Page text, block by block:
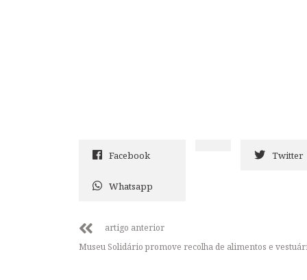
Facebook Twitter
Whatsapp
artigo anterior
Museu Solidário promove recolha de alimentos e